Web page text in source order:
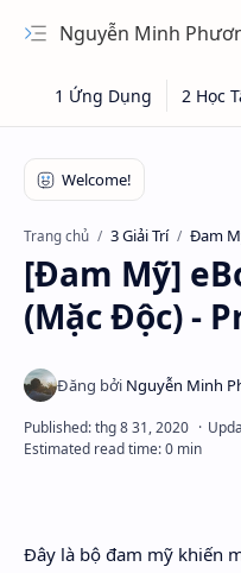
Nguyễn Minh Phương - Blog Chia sẻ Kiến thức
Hidden Menu
Trang chủ 3 Giải Trí Đam
[Đam Mỹ]
(Mặc Độc) -
Đây là bộ đam mỹ khiến